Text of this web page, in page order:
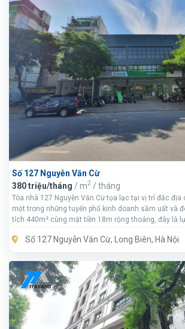
Số 127 Nguyễn Văn Cừ
380 triệu/tháng / m2 / tháng
Tòa nhà 127 Nguyễn Văn Cừ tọa lạc tại vị trí đắc địa
một trong những tuyến phố kinh doanh sầm uất và
tích 440m² cùng mặt tiền 18m rộng thoáng, đây là
hình thương mại cao cấp muốn khai thác tối đa tiềm
Số 127 Nguyễn Văn Cừ, Long Biên, Hà Nội